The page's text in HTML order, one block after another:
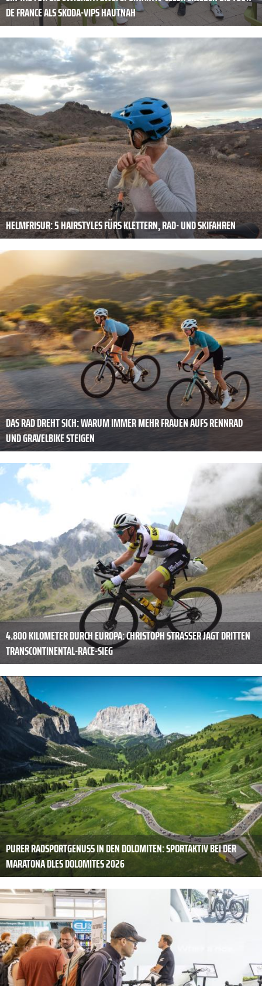
DE FRANCE ALS SKODA-VIPS HAUTNAH
HELMFRISUR: 5 HAIRSTYLES FÜRS KLETTERN, RAD- UND SKIFAHREN
DAS RAD DREHT SICH: WARUM IMMER MEHR FRAUEN AUFS RENNRAD
UND GRAVELBIKE STEIGEN
4.800 KILOMETER DURCH EUROPA: CHRISTOPH STRASSER JAGT DRITTEN
TRANSCONTINENTAL-RACE-SIEG
PURER RADSPORTGENUSS IN DEN DOLOMITEN: SPORTAKTIV BEI DER
MARATONA DLES DOLOMITES 2026